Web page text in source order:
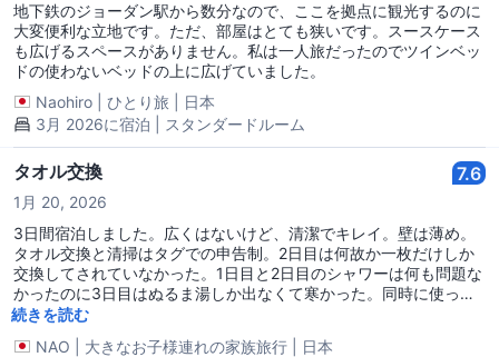
地下鉄のジョーダン駅から数分なので、ここを拠点に観光するのに
大変便利な立地です。ただ、部屋はとても狭いです。スースケース
も広げるスペースがありません。私は一人旅だったのでツインベッ
ドの使わないベッドの上に広げていました。
Naohiro
ひとり旅
日本
3月 2026に宿泊 | スタンダードルーム
タオル交換 7.6
1月 20, 2026
3日間宿泊しました。広くはないけど、清潔でキレイ。壁は薄め。
タオル交換と清掃はタグでの申告制。2日目は何故か一枚だけしか
交換してされていなかった。1日目と2日目のシャワーは何も問題な
かったのに3日目はぬるま湯しか出なくて寒かった。同時に使って
いる人が多いとなるのかも‥？ 少し気になるところもあったけ
ど、このお値段で好立地だと思います。
続きを読む
NAO
大きなお子様連れの家族旅行
日本